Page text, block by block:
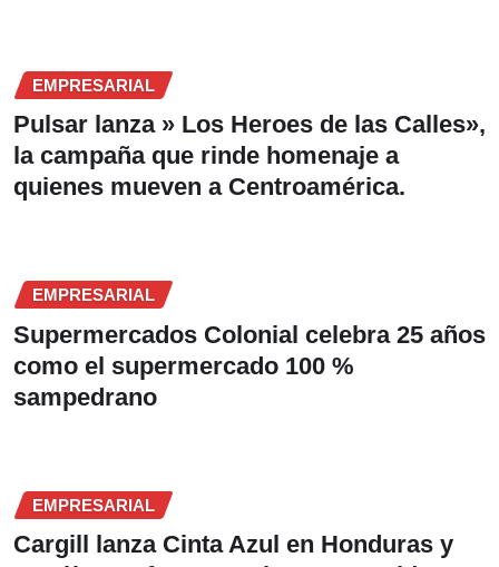
EMPRESARIAL
Pulsar lanza » Los Heroes de las Calles»,
la campaña que rinde homenaje a
quienes mueven a Centroamérica.
EMPRESARIAL
Supermercados Colonial celebra 25 años
como el supermercado 100 %
sampedrano
EMPRESARIAL
Cargill lanza Cinta Azul en Honduras y